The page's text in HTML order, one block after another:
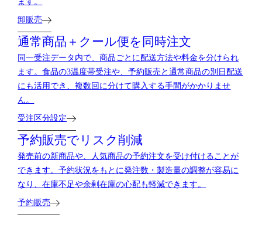
卸販売
通常商品＋クール便を同時注文
同一受注データ内で、商品ごとに配送方法や料金を分けられ
ます。食品の3温度帯受注や、予約販売と通常商品の別日配送
にも活用でき、複数回に分けて購入する手間がかかりませ
ん。
受注区分設定
予約販売でリスク削減
発売前の新商品や、人気商品の予約注文を受け付けることが
できます。予約状況をもとに発注数・製造量の調整が容易に
なり、在庫不足や余剰在庫の心配も軽減できます。
予約販売